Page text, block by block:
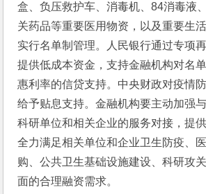
盒、负压救护车、消毒机、84消毒液
关药品等重要医用物资，以及重要生
实行名单制管理。人民银行通过专项
提供低成本资金，支持金融机构对名
惠利率的信贷支持。中央财政对疫情
给予贴息支持。金融机构要主动加强
科研单位和相关企业的服务对接，提
全力满足相关单位和企业卫生防疫、
购、公共卫生基础设施建设、科研攻
面的合理融资需求。